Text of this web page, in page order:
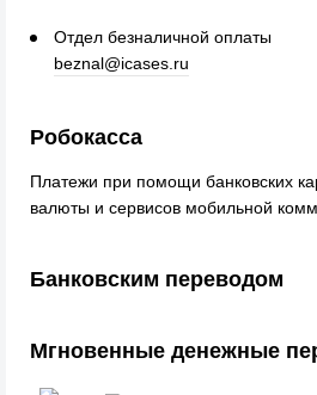
Отдел безналичной оплаты
beznal@icases.ru
Робокасса
Платежи при помощи банковских
валюты и сервисов мобильной
Банковским переводом
Мгновенные денежные